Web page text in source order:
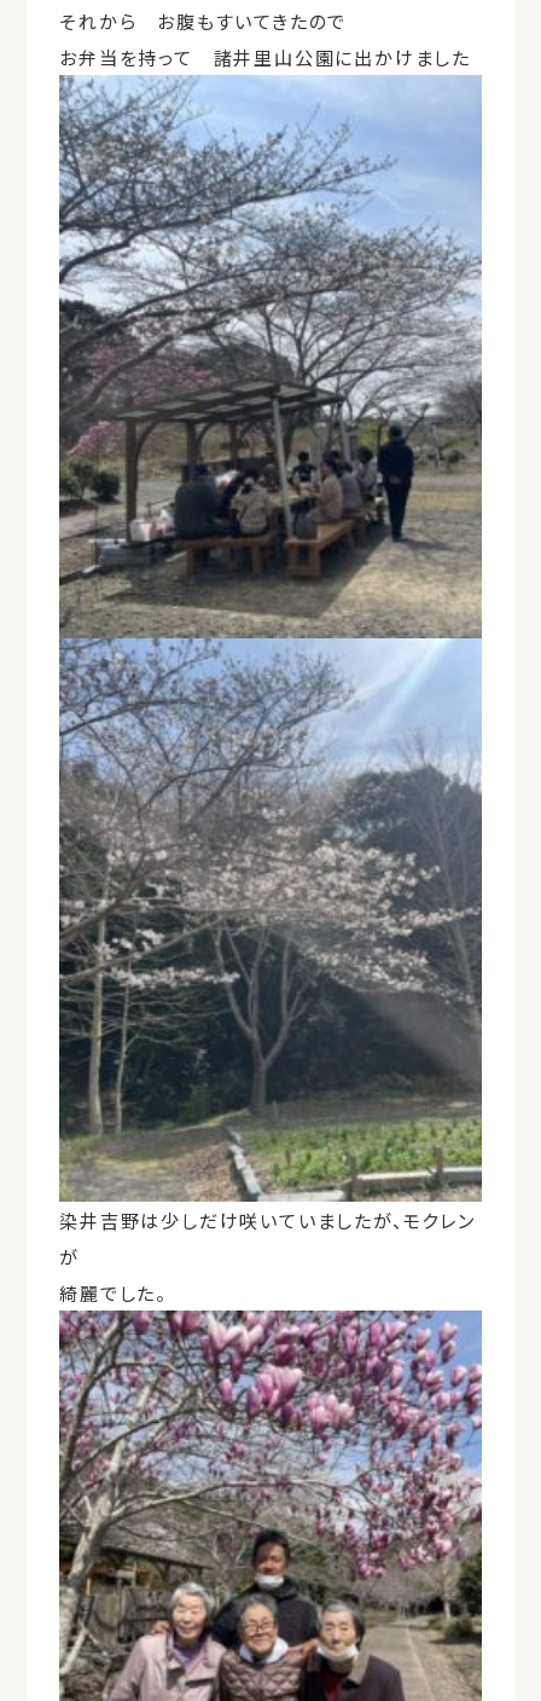
それから お腹もすいてきたので
お弁当を持って 諸井里山公園に出かけました
染井吉野は少しだけ咲いていましたが、モクレン
が
綺麗でした。